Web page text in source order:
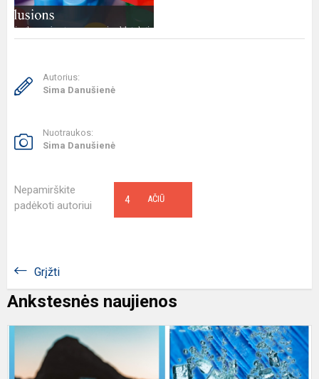
Autorius:
Sima Danušienė
Nuotraukos:
Sima Danušienė
Nepamirškite
padėkoti autoriui
AČIŪ
4
Grįžti
Ankstesnės naujienos